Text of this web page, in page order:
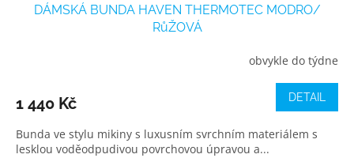
DÁMSKÁ BUNDA HAVEN THERMOTEC MODRO/
RůŽOVÁ
obvykle do týdne
1 440 Kč DETAIL
Bunda ve stylu mikiny s luxusním svrchním materiálem s
lesklou voděodpudivou povrchovou úpravou a...